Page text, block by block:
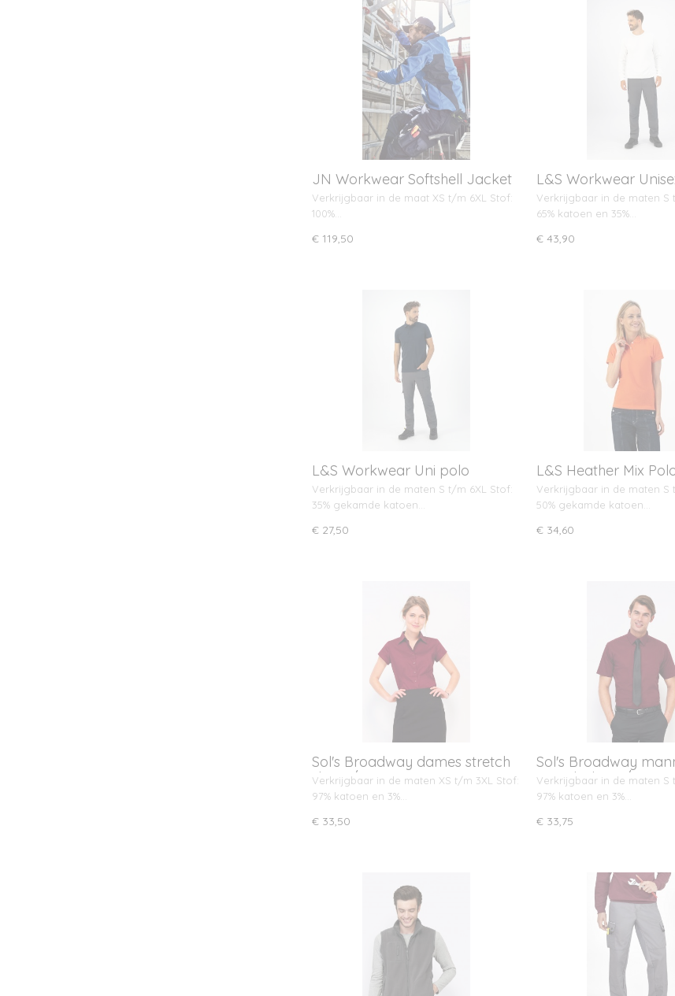
JN Workwear Softshell Jacket
- STRONG
Verkrijgbaar in de maat XS t/m 6XL Stof:
100%…
€ 119,50
L&S Workwear
Verkrijgbaar in de maten S
65% katoen en 35%…
€ 43,90
L&S Workwear Uni polo
Verkrijgbaar in de maten S t/m 6XL Stof:
35% gekamde katoen…
€ 27,50
L&S Heather Mix
Verkrijgbaar in de maten S
50% gekamde katoen…
€ 34,60
Sol's Broadway dames stretch
shirt S/S
Verkrijgbaar in de maten XS t/m 3XL Stof:
97% katoen en 3%…
€ 33,50
Sol's Broadway
stretch shirt S/S
Verkrijgbaar in de maten S
97% katoen en 3%…
€ 33,75